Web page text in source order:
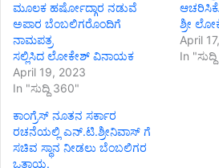
ಮೂಲಕ ಹರ್ಷೋದ್ಗಾರ ನಡುವೆ
ಅಪಾರ ಬೆಂಬಲಿಗರೊಂದಿಗೆ
ನಾಮಪತ್ರ
ಸಲ್ಲಿಸಿದ ಲೋಕೇಶ್ ವಿನಾಯಕ
April 19, 2023
In "ಸುದ್ದಿ 360"
ಶ್ರೀ
April
In
ಕಾಂಗ್ರೆಸ್ ನೂತನ ಸರ್ಕಾರ
ರಚನೆಯಲ್ಲಿ ಎನ್.ಟಿ.ಶ್ರೀನಿವಾಸ್ ಗೆ
ಸಚಿವ ಸ್ಥಾನ ನೀಡಲು ಬೆಂಬಲಿಗರ
ಒತ್ತಾಯ.